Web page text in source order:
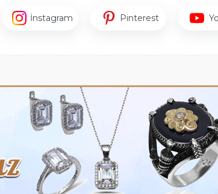
İnstagram Pinterest